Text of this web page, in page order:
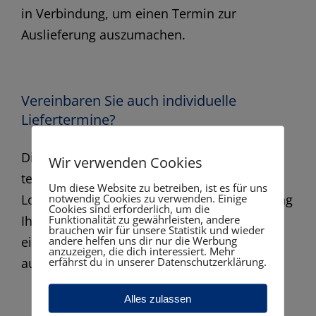
in Verbindung, um einen Termin zur
Auslieferung auszumachen.
Vereinbaren Sie auch individuelle
Liefertermine?
Die Auslieferung Ihrer Ware wird stets
telefonisch mit Ihnen vereinbart. Unser
Logistik-Team meldet sich nach Fertigstellung
Ihrer Bestellung umgehend bei Ihnen, um
einen Termin zur Auslieferung vor Ort
auszumachen.
Wir verwenden Cookies
Um diese Website zu betreiben, ist es für uns
notwendig Cookies zu verwenden. Einige
Cookies sind erforderlich, um die
Funktionalität zu gewährleisten, andere
brauchen wir für unsere Statistik und wieder
andere helfen uns dir nur die Werbung
anzuzeigen, die dich interessiert. Mehr
erfährst du in unserer Datenschutzerklärung.
Alles zulassen